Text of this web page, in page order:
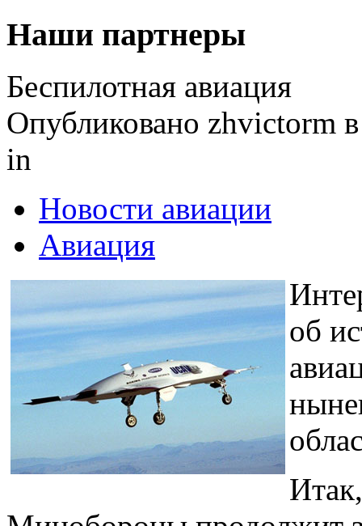
Наши партнеры
Беспилотная авиация
Опубликовано zhvictorm
in
Новости авиации
Авиация
об